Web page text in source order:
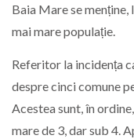
Baia Mare se
mai mare populație.
Referitor la incidența
despre cinci comune
Acestea sunt, în
mare de 3, dar sub 4.